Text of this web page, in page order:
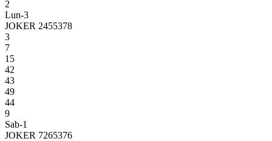
2
Lun-3
JOKER 2455378
3
7
15
42
43
49
44
9
Sab-1
JOKER 7265376